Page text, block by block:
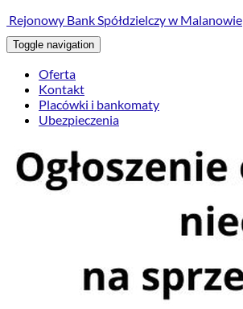
Rejonowy Bank Spółdzielczy w Malanowie
Toggle navigation
Oferta
Kontakt
Placówki i bankomaty
Ubezpieczenia